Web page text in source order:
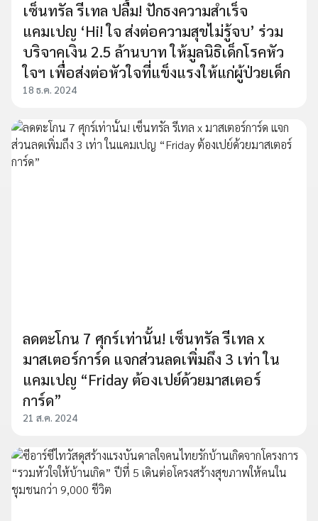
เซ็นทรัล รีเทล ปลื้ม! ปักธงความสำเร็จ
แคมเปญ ‘Hi! ใจ ส่งต่อความสุขไม่รู้จบ’ ร่วม
บริจาคเงิน 2.5 ล้านบาท ให้มูลนิธิเด็กโรคหัว
ใจฯ เพื่อส่งต่อหัวใจที่แข็งแรงให้แก่ผู้ป่วยเด็ก
18 ธ.ค. 2024
ลดตะโกน 7 ศุกร์เท่านั้น! เซ็นทรัล รีเทล x
มาสเตอร์การ์ด แจกส่วนลดเพิ่มถึง 3 เท่า ใน
แคมเปญ “Friday ต้องเปย์ด้วยมาสเตอร์
การ์ด”
21 ส.ค. 2024